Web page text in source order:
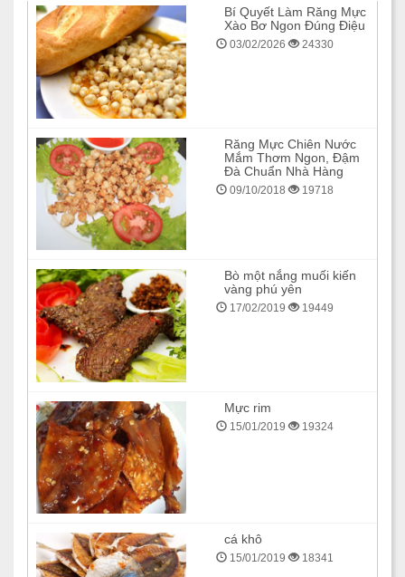
Bí Quyết Làm Răng Mực
Xào Bơ Ngon Đúng Điệu
03/02/2026 24330
Răng Mực Chiên Nước
Mắm Thơm Ngon, Đậm
Đà Chuẩn Nhà Hàng
09/10/2018 19718
Bò một nắng muối kiến
vàng phú yên
17/02/2019 19449
Mực rim
15/01/2019 19324
cá khô
15/01/2019 18341